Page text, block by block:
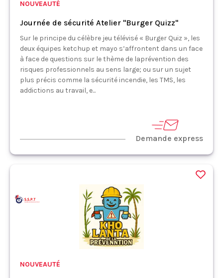
NOUVEAUTÉ
Journée de sécurité Atelier "Burger Quizz"
Sur le principe du célèbre jeu télévisé « Burger Quiz », les
deux équipes ketchup et mayo s’affrontent dans un face
à face de questions sur le thème de laprévention des
risques professionnels au sens large; ou sur un sujet
plus précis comme la sécurité incendie, les TMS, les
addictions au travail, e...
Demande express
NOUVEAUTÉ